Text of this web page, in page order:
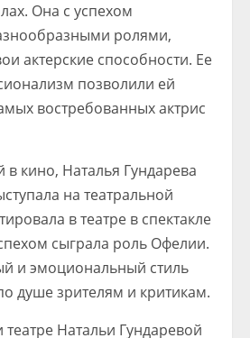
Она с успехом
ролями,
актерские способности. Ее
позволили ей
востребованных актрис
в кино, Наталья Гундарева
на театральной
в театре в спектакле
сыграла роль Офелии.
и эмоциональный стиль
душе зрителям и критикам.
Натальи Гундаревой